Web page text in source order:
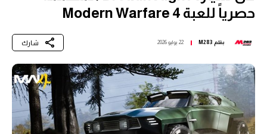
حصرياً للعبة Modern Warfare 4
بقلم M283 22 يوليو 2026 شارك